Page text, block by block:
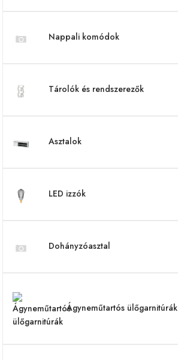
Nappali komódok
Tárolók és rendszerezők
Asztalok
LED izzók
Dohányzóasztal
Ágyneműtartós ülőgarnitúrák